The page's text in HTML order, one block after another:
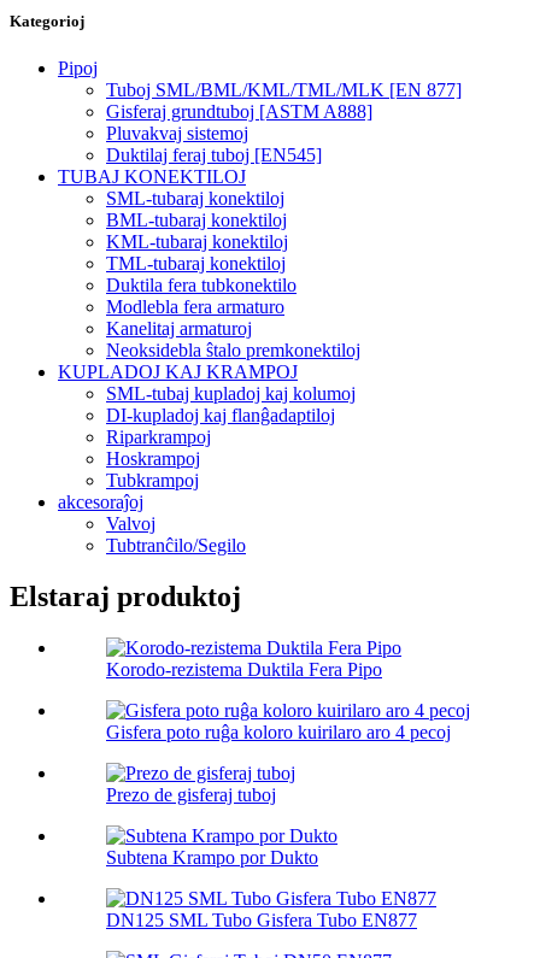
Kategorioj
Pipoj
Tuboj SML/BML/KML/TML/MLK [EN 877]
Gisferaj grundtuboj [ASTM A888]
Pluvakvaj sistemoj
Duktilaj feraj tuboj [EN545]
TUBAJ KONEKTILOJ
SML-tubaraj konektiloj
BML-tubaraj konektiloj
KML-tubaraj konektiloj
TML-tubaraj konektiloj
Duktila fera tubkonektilo
Modlebla fera armaturo
Kanelitaj armaturoj
Neoksidebla ŝtalo premkonektiloj
KUPLADOJ KAJ KRAMPOJ
SML-tubaj kupladoj kaj kolumoj
DI-kupladoj kaj flanĝadaptiloj
Riparkrampoj
Hoskrampoj
Tubkrampoj
akcesoraĵoj
Valvoj
Tubtranĉilo/Segilo
Elstaraj produktoj
Korodo-rezistema Duktila Fera Pipo
Gisfera poto ruĝa koloro kuirilaro aro 4 pecoj
Prezo de gisferaj tuboj
Subtena Krampo por Dukto
DN125 SML Tubo Gisfera Tubo EN877